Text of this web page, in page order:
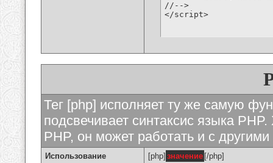
//-->
</script>
Тег [php] исполняет ту же самую
подсвечивает синтаксис языка
PHP, он может работать и с
Использование [php] значение [/php]